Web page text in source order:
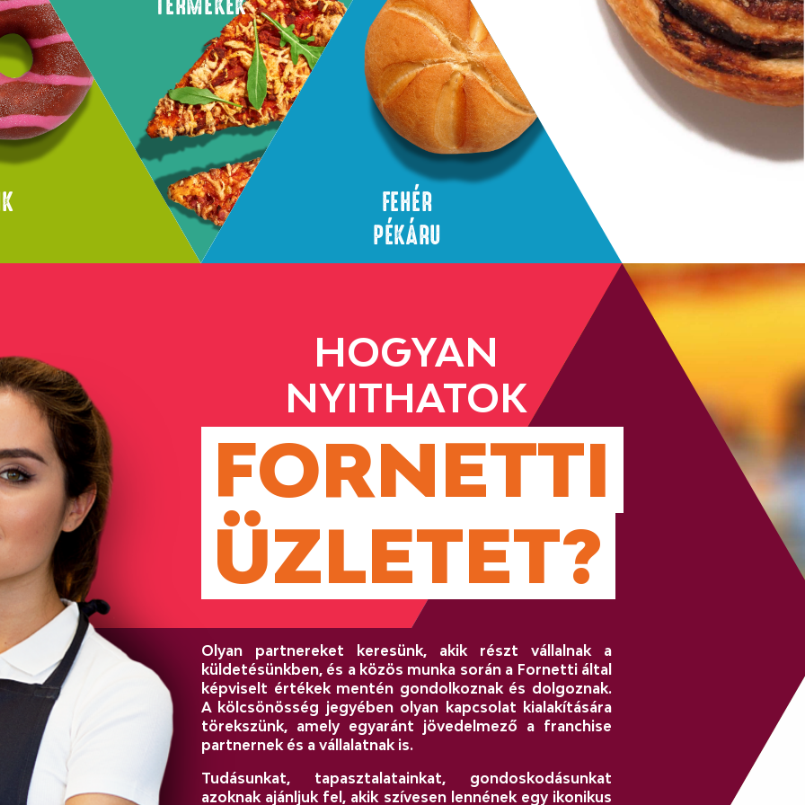
FEHÉR
PÉKÁRU
HOGYAN
NYITHATOK
FORNETTI
ÜZLETET?
Olyan partnereket keresünk, akik részt vállalnak a
küldetésünkben, és a közös munka során a Fornetti által
képviselt értékek mentén gondolkoznak és dolgoznak.
A kölcsönösség jegyében olyan kapcsolat kialakítására
törekszünk, amely egyaránt jövedelmező a franchise
partnernek és a vállalatnak is.
Tudásunkat, tapasztalatainkat, gondoskodásunkat
azoknak ajánljuk fel, akik szívesen lennének egy ikonikus